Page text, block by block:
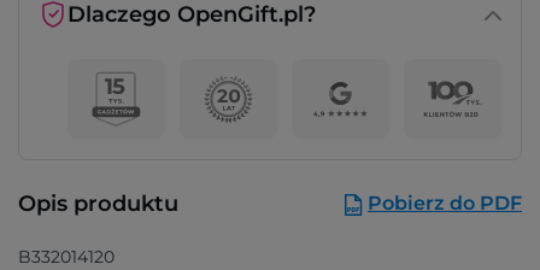
Dlaczego OpenGift.pl?
Opis produktu Pobierz do PDF
B332014120